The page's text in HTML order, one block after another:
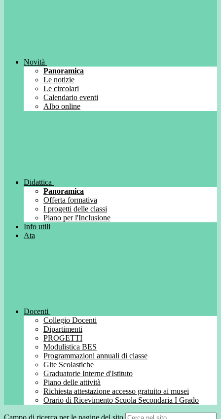
Novità
Panoramica
Le notizie
Le circolari
Calendario eventi
Albo online
Didattica
Panoramica
Offerta formativa
I progetti delle classi
Piano per l'Inclusione
Info utili
Ata
Docenti
Collegio Docenti
Dipartimenti
PROGETTI
Modulistica BES
Programmazioni annuali di classe
Gite Scolastiche
Graduatorie Interne d'Istituto
Piano delle attività
Richiesta attestazione accesso gratuito ai musei
Orario di Ricevimento Scuola Secondaria I Grado